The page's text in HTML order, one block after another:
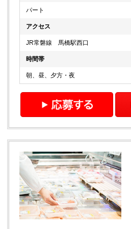
パート
アクセス
JR常磐線 馬橋駅西口
時間帯
朝、昼、夕方・夜